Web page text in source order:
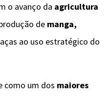
o avanço da agricultura
de manga,
ao uso estratégico do
como um dos maiores